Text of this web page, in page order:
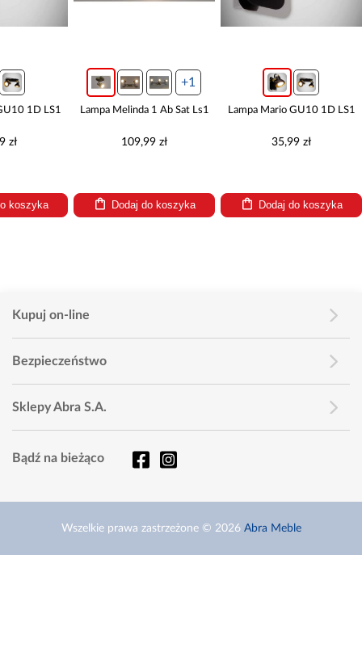
1D LS1
zł
koszyka
+1
Lampa Melinda 1 Ab Sat Ls1
109,99 zł
Dodaj do koszyka
Lampa Mario GU10 1D LS1
35,99 zł
Dodaj do koszyka
Kupuj on-line
Bezpieczeństwo
Sklepy Abra S.A.
Bądź na bieżąco
Wszelkie prawa zastrzeżone © 2026 Abra Meble